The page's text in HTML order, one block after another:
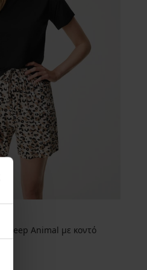
Deep Animal με κοντό